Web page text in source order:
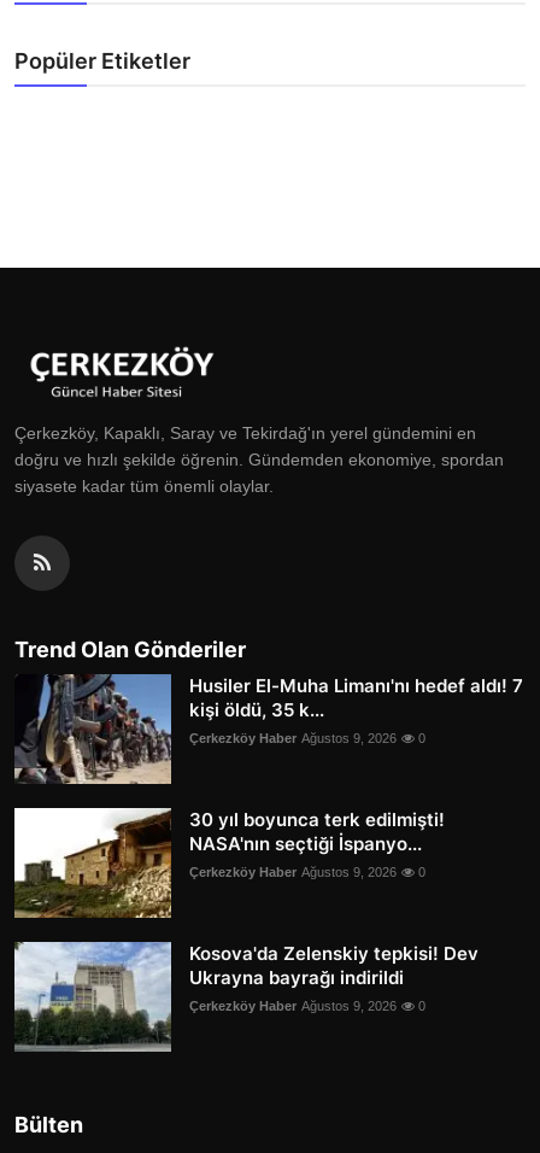
Popüler Etiketler
Çerkezköy, Kapaklı, Saray ve Tekirdağ'ın yerel gündemini en
doğru ve hızlı şekilde öğrenin. Gündemden ekonomiye, spordan
siyasete kadar tüm önemli olaylar.
Trend Olan Gönderiler
Husiler El-Muha Limanı'nı hedef aldı! 7
kişi öldü, 35 k...
Çerkezköy Haber Ağustos 9, 2026 0
30 yıl boyunca terk edilmişti!
NASA'nın seçtiği İspanyo...
Çerkezköy Haber Ağustos 9, 2026 0
Kosova'da Zelenskiy tepkisi! Dev
Ukrayna bayrağı indirildi
Çerkezköy Haber Ağustos 9, 2026 0
Bülten